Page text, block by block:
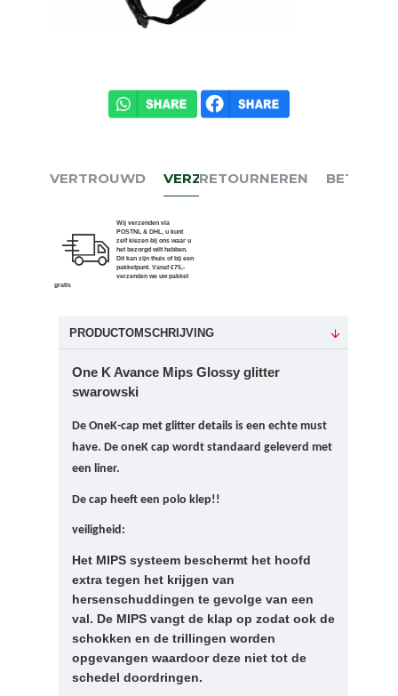
VERTROUWD VERZENDEN
Wij verzenden via
POSTNL & DHL, u kunt
zelf kiezen bij ons waar u
het bezorgd wilt hebben.
Dit kan zijn thuis of bij een
pakketpunt. Vanaf €75,-
verzenden we uw pakket
gratis
RETOURNEREN BETALEN
PRODUCTOMSCHRIJVING
One K Avance Mips Glossy glitter
swarowski
De OneK-cap met glitter details is een echte must
have. De oneK cap wordt standaard geleverd met
een liner.
De cap heeft een polo klep!!
veiligheid:
Het MIPS systeem beschermt het hoofd
extra tegen het krijgen van
hersenschuddingen te gevolge van een
val. De MIPS vangt de klap op zodat ook de
schokken en de trillingen worden
opgevangen waardoor deze niet tot de
schedel doordringen.